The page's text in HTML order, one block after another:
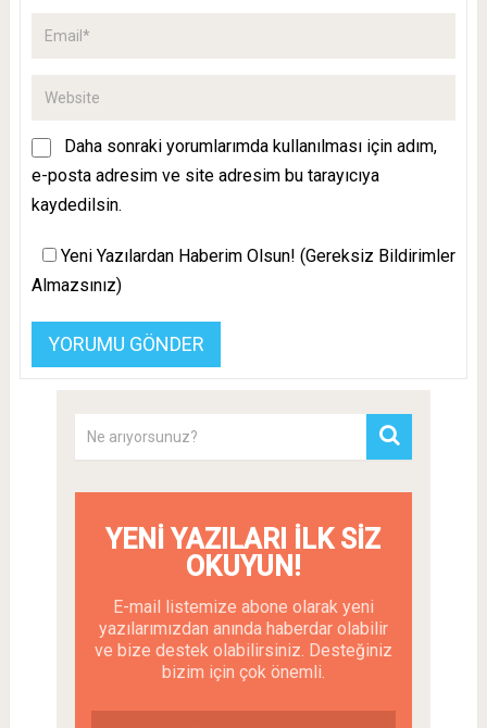
Daha sonraki yorumlarımda kullanılması için adım,
e-posta adresim ve site adresim bu tarayıcıya
kaydedilsin.
Yeni Yazılardan Haberim Olsun! (Gereksiz Bildirimler
Almazsınız)
YENI YAZILARI İLK SIZ
OKUYUN!
E-mail listemize abone olarak yeni
yazılarımızdan anında haberdar olabilir
ve bize destek olabilirsiniz. Desteğiniz
bizim için çok önemli.